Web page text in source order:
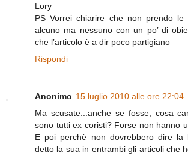
Lory
PS Vorrei chiarire che non prendo
alcuno ma nessuno con un po’ di
che l’articolo è a dir poco partigiano
Rispondi
Anonimo 15 luglio 2010 alle ore 22:04
Ma scusate...anche se fosse, cosa
sono tutti ex coristi? Forse non hanno
E poi perchè non dovrebbero dire la
detto la sua in entrambi gli articoli che